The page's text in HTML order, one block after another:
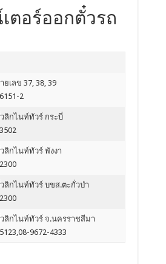
ตอร์ออกตั๋วรถ
เลข 37, 38, 39
2
ลิกไนท์ทัวร์ กระบี่
ลิกไนท์ทัวร์ พังงา
ลิกไนท์ทัวร์ บขส.ตะกั่วป่า
ลิกไนท์ทัวร์ จ.นครราชสีมา
9672-4333